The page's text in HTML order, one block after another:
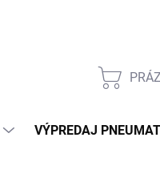
VÝPREDAJ